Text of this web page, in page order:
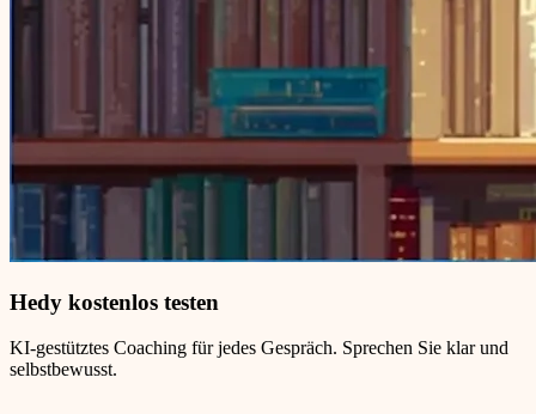
Hedy kostenlos testen
KI-gestütztes Coaching für jedes Gespräch. Sprechen Sie klar und
selbstbewusst.